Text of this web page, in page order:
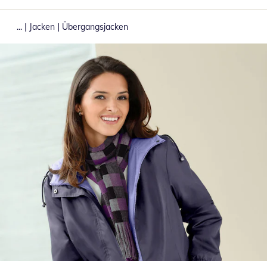
... | Jacken | Übergangsjacken